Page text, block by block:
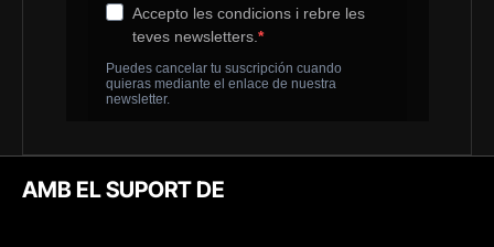
AMB EL SUPORT DE